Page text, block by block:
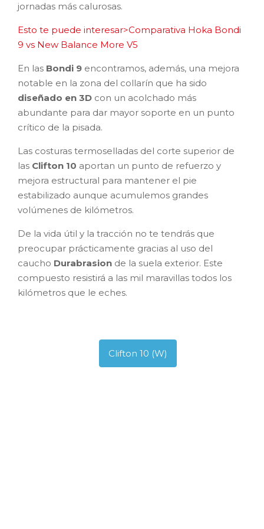
jornadas más calurosas.
Esto te puede interesar>Comparativa Hoka Bondi
9 vs New Balance More V5
En las Bondi 9 encontramos, además, una mejora
notable en la zona del collarín que ha sido
diseñado en 3D con un acolchado más
abundante para dar mayor soporte en un punto
crítico de la pisada.
Las costuras termoselladas del corte superior de
las Clifton 10 aportan un punto de refuerzo y
mejora estructural para mantener el pie
estabilizado aunque acumulemos grandes
volúmenes de kilómetros.
De la vida útil y la tracción no te tendrás que
preocupar prácticamente gracias al uso del
caucho Durabrasion de la suela exterior. Este
compuesto resistirá a las mil maravillas todos los
kilómetros que le eches.
Clifton 10 (W)